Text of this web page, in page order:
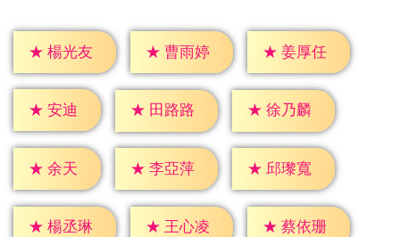
★ 楊光友 ★ 曹雨婷 ★ 姜厚任
★ 安迪 ★ 田路路 ★ 徐乃麟
★ 余天 ★ 李亞萍 ★ 邱瓈寬
★ 楊丞琳 ★ 王心凌 ★ 蔡依珊